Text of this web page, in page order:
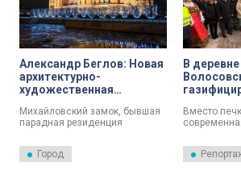
Александр Беглов: Новая
архитектурно-
художественная
Михайловского замка
дополнила огни
Петербурга
Михайловский замок, бывшая
парадная резиденция
в новом вечернем образе
благодаря архитектурно-
Город
В
Вместо
деревне